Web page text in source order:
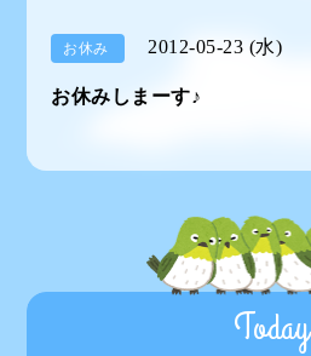
お休み 2012-05-23 (水)
お休みしまーす♪
Today